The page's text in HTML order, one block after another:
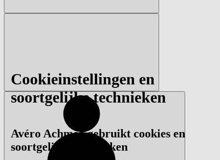
Cookieinstellingen en
soortgelijke technieken
Avéro Achmea gebruikt cookies en
soortgelijke technieken